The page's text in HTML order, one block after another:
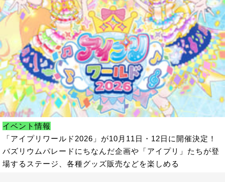
イベント情報
「アイプリワールド2026」が10月11日・12日に開催決定！
バズリウムパレードにちなんだ企画や「アイプリ」たちが登
場するステージ、各種グッズ販売などを楽しめる